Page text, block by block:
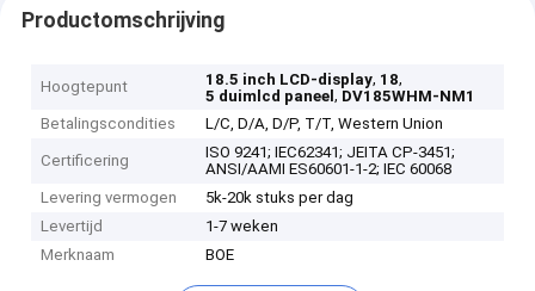
Productomschrijving
Hoogtepunt 18.5 inch LCD-display, 18,
5 duimlcd paneel, DV185WHM-NM1
Betalingscondities
L/C, D/A, D/P, T/T, Western Union
Certificering
ISO 9241; IEC62341; JEITA CP-3451;
ANSI/AAMI ES60601-1-2; IEC 60068
Levering vermogen
5k-20k stuks per dag
Levertijd
1-7 weken
Merknaam
BOE